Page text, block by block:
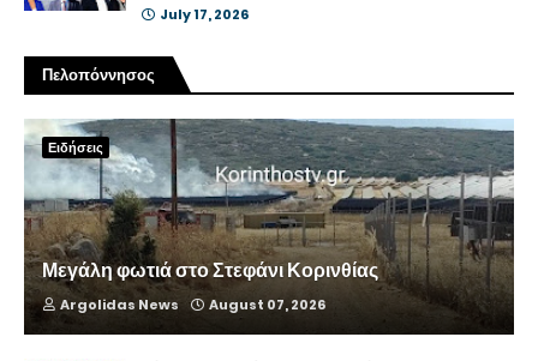
July 17, 2026
Πελοπόννησος
Ειδήσεις
Μεγάλη φωτιά στο Στεφάνι Κορινθίας
Argolidas News August 07, 2026